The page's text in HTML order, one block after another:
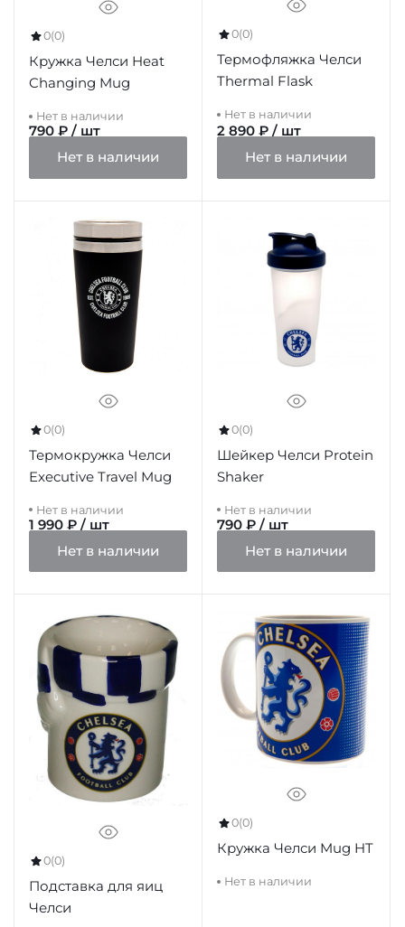
0(0)
Кружка Челси Heat
Changing Mug
Нет в наличии
790 ₽ / шт
Нет в наличии
0(0)
Термофляжка Челси
Thermal Flask
Нет в наличии
2 890 ₽ / шт
Нет в наличии
0(0)
Термокружка Челси
Executive Travel Mug
Нет в наличии
1 990 ₽ / шт
Нет в наличии
0(0)
Шейкер Челси Protein
Shaker
Нет в наличии
790 ₽ / шт
Нет в наличии
0(0)
Подставка для яиц
Челси
0(0)
Кружка Челси Mug HT
Нет в наличии